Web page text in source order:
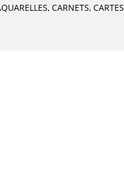
CARNETS, CARTES